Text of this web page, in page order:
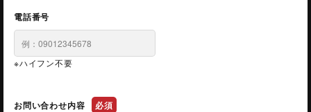
電話番号
※ハイフン不要
お問い合わせ内容 必須